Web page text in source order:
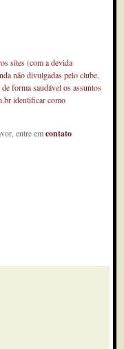
sites (com a devida
não divulgadas pelo clube.
forma saudável os assuntos
identificar como
entre emcontato